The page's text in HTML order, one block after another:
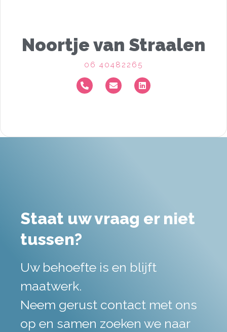
Noortje van Straalen
06 40482265
Staat uw vraag er niet
tussen?
Uw behoefte is en blijft
maatwerk.
Neem gerust contact met ons
op en samen zoeken we naar